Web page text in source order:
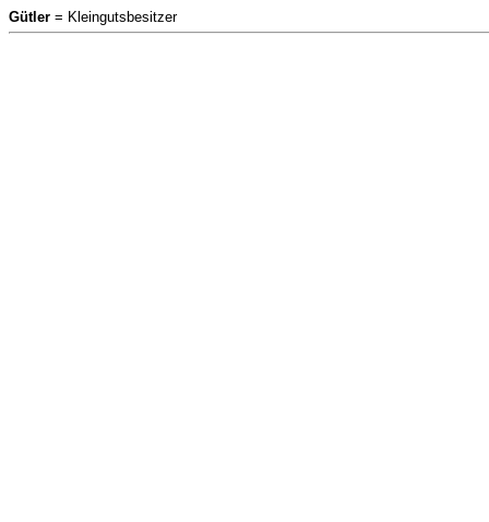
Gütler = Kleingutsbesitzer